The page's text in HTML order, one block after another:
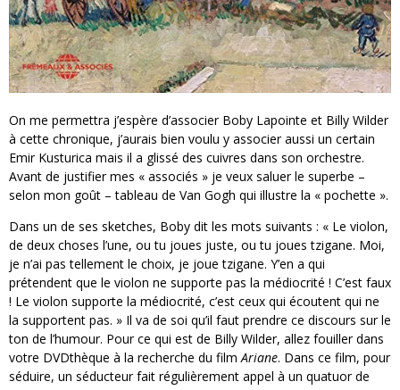
On me permettra j’espère d’associer Boby Lapointe et Billy Wilder
à cette chronique, j’aurais bien voulu y associer aussi un certain
Emir Kusturica mais il a glissé des cuivres dans son orchestre.
Avant de justifier mes « associés » je veux saluer le superbe –
selon mon goût – tableau de Van Gogh qui illustre la « pochette ».
Dans un de ses sketches, Boby dit les mots suivants : « Le violon,
de deux choses l’une, ou tu joues juste, ou tu joues tzigane. Moi,
je n’ai pas tellement le choix, je joue tzigane. Y’en a qui
prétendent que le violon ne supporte pas la médiocrité ! C’est faux
! Le violon supporte la médiocrité, c’est ceux qui écoutent qui ne
la supportent pas. » Il va de soi qu’il faut prendre ce discours sur le
ton de l’humour. Pour ce qui est de Billy Wilder, allez fouiller dans
votre DVDthèque à la recherche du filmAriane. Dans ce film, pour
séduire, un séducteur fait régulièrement appel à un quatuor de